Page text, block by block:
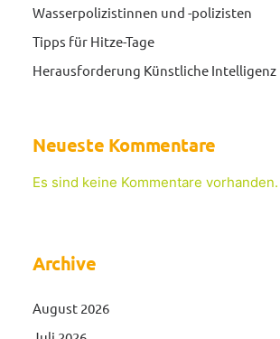
Wasserpolizistinnen und -polizisten
Tipps für Hitze-Tage
Herausforderung Künstliche Intelligenz
Neueste Kommentare
Es sind keine Kommentare vorhanden.
Archive
August 2026